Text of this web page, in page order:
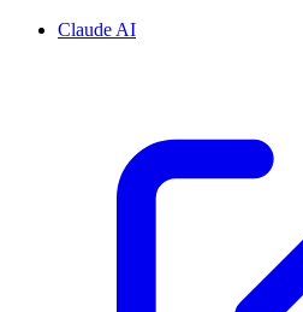
Claude AI